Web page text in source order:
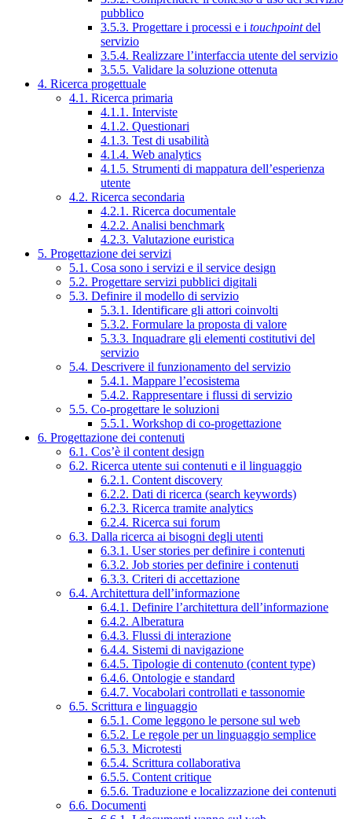
pubblico
3.5.3. Progettare i processi e i touchpointdel
servizio
3.5.4. Realizzare l’interfaccia utente del servizio
3.5.5. Validare la soluzione ottenuta
4. Ricerca progettuale
4.1. Ricerca primaria
4.1.1. Interviste
4.1.2. Questionari
4.1.3. Test di usabilità
4.1.4. Web analytics
4.1.5. Strumenti di mappatura dell’esperienza
utente
4.2. Ricerca secondaria
4.2.1. Ricerca documentale
4.2.2. Analisi benchmark
4.2.3. Valutazione euristica
5. Progettazione dei servizi
5.1. Cosa sono i servizi e il service design
5.2. Progettare servizi pubblici digitali
5.3. Definire il modello di servizio
5.3.1. Identificare gli attori coinvolti
5.3.2. Formulare la proposta di valore
5.3.3. Inquadrare gli elementi costitutivi del
servizio
5.4. Descrivere il funzionamento del servizio
5.4.1. Mappare l’ecosistema
5.4.2. Rappresentare i flussi di servizio
5.5. Co-progettare le soluzioni
5.5.1. Workshop di co-progettazione
6. Progettazione dei contenuti
6.1. Cos’è il content design
6.2. Ricerca utente sui contenuti e il linguaggio
6.2.1. Content discovery
6.2.2. Dati di ricerca (search keywords)
6.2.3. Ricerca tramite analytics
6.2.4. Ricerca sui forum
6.3. Dalla ricerca ai bisogni degli utenti
6.3.1. User stories per definire i contenuti
6.3.2. Job stories per definire i contenuti
6.3.3. Criteri di accettazione
6.4. Architettura dell’informazione
6.4.1. Definire l’architettura dell’informazione
6.4.2. Alberatura
6.4.3. Flussi di interazione
6.4.4. Sistemi di navigazione
6.4.5. Tipologie di contenuto (content type)
6.4.6. Ontologie e standard
6.4.7. Vocabolari controllati e tassonomie
6.5. Scrittura e linguaggio
6.5.1. Come leggono le persone sul web
6.5.2. Le regole per un linguaggio semplice
6.5.3. Microtesti
6.5.4. Scrittura collaborativa
6.5.5. Content critique
6.5.6. Traduzione e localizzazione dei contenuti
6.6. Documenti